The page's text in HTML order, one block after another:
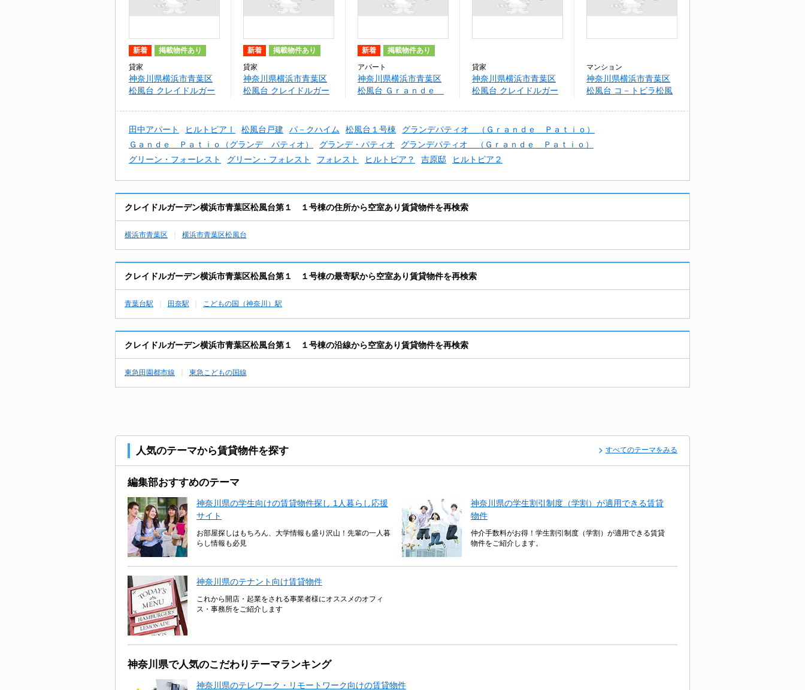
新着 掲載物件あり
貸家
神奈川県横浜市青葉区
松風台 クレイドルガー
台第１ １号棟
新着 掲載物件あり
貸家
神奈川県横浜市青葉区
松風台 クレイドルガー
台第１ １号棟
新着 掲載物件あり
アパート
神奈川県横浜市青葉区
松風台 Ｇｒａｎｄｅ
貸家
神奈川県横浜市青葉区
松風台 クレイドルガー
台第１ １号棟
マンション
神奈川県横浜市青葉区
松風台 コ－トビラ松風
田中アパート ヒルトピアⅠ 松風台戸建 パ－クハイム 松風台１号棟
グランデパティオ （Ｇｒａｎｄｅ Ｐａｔｉｏ）
Ｇａｎｄｅ Ｐａｔｉｏ（グランデ パティオ）
グランデ・パティオ
グランデパティオ （Ｇｒａｎｄｅ Ｐａｔｉｏ）
グリーン・フォーレスト
グリーン・フォレスト フォレスト ヒルトピア？ 吉原邸 ヒルトピア２
クレイドルガーデン横浜市青葉区松風台第１ １号棟の住所から空室あり賃貸物件を再検索
横浜市青葉区 横浜市青葉区松風台
クレイドルガーデン横浜市青葉区松風台第１ １号棟の最寄駅から空室あり賃貸物件を再検索
青葉台駅 田奈駅 こどもの国（神奈川）駅
クレイドルガーデン横浜市青葉区松風台第１ １号棟の沿線から空室あり賃貸物件を再検索
東急田園都市線 東急こどもの国線
人気のテーマから賃貸物件を探す すべてのテーマをみる
編集部おすすめのテーマ
神奈川県の学生向けの賃貸物件探し 1人暮らし応援
サイト
お部屋探しはもちろん、大学情報も盛り沢山！先輩の一人暮
らし情報も必見
神奈川県の学生割引制度（学割）が適用できる賃貸
物件
仲介手数料がお得！学生割引制度（学割）が適用できる賃貸
物件をご紹介します。
神奈川県のテナント向け賃貸物件
これから開店・起業をされる事業者様にオススメのオフィ
ス・事務所をご紹介します
神奈川県で人気のこだわりテーマランキング
神奈川県のテレワーク・リモートワーク向けの賃貸物件